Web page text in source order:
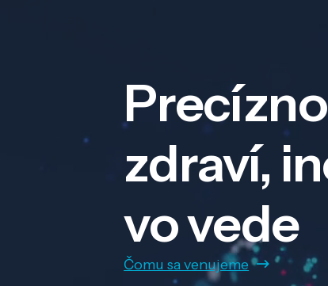
zdraví,
vo vede
Čomu sa venujeme